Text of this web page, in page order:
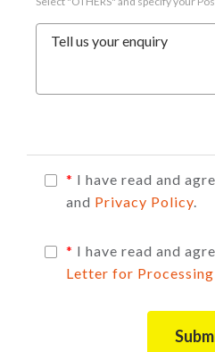
Tell us your enquiry
* I have read and
and Privacy Policy.
* I have read and
Letter for